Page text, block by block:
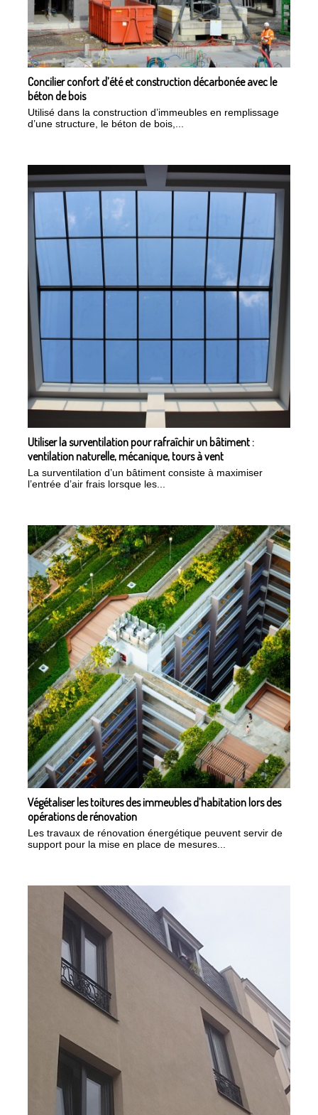
Concilier confort d’été et construction décarbonée avec le
béton de bois
Utilisé dans la construction d’immeubles en remplissage
d’une structure, le béton de bois,...
Utiliser la surventilation pour rafraîchir un bâtiment :
ventilation naturelle, mécanique, tours à vent
La surventilation d’un bâtiment consiste à maximiser
l’entrée d’air frais lorsque les...
Végétaliser les toitures des immeubles d’habitation lors des
opérations de rénovation
Les travaux de rénovation énergétique peuvent servir de
support pour la mise en place de mesures...